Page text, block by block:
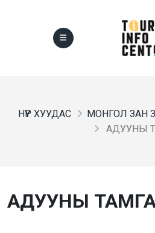
НҮҮР ХУУДАС
МОНГОЛ ЗАН
АДУУНЫ
АДУУНЫ